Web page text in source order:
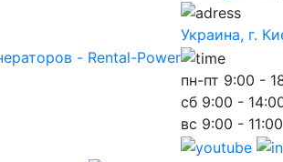
Украина, г.
пн-пт 9:00 -
сб 9:00 -
вс 9:00 - 11:00